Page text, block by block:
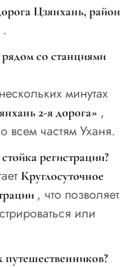
Цзянхань, район
.
со станциями
минутах
2-я дорога» ,
всем частям Уханя.
регистрации?
Круглосуточное
, что позволяет
или
путешественников?